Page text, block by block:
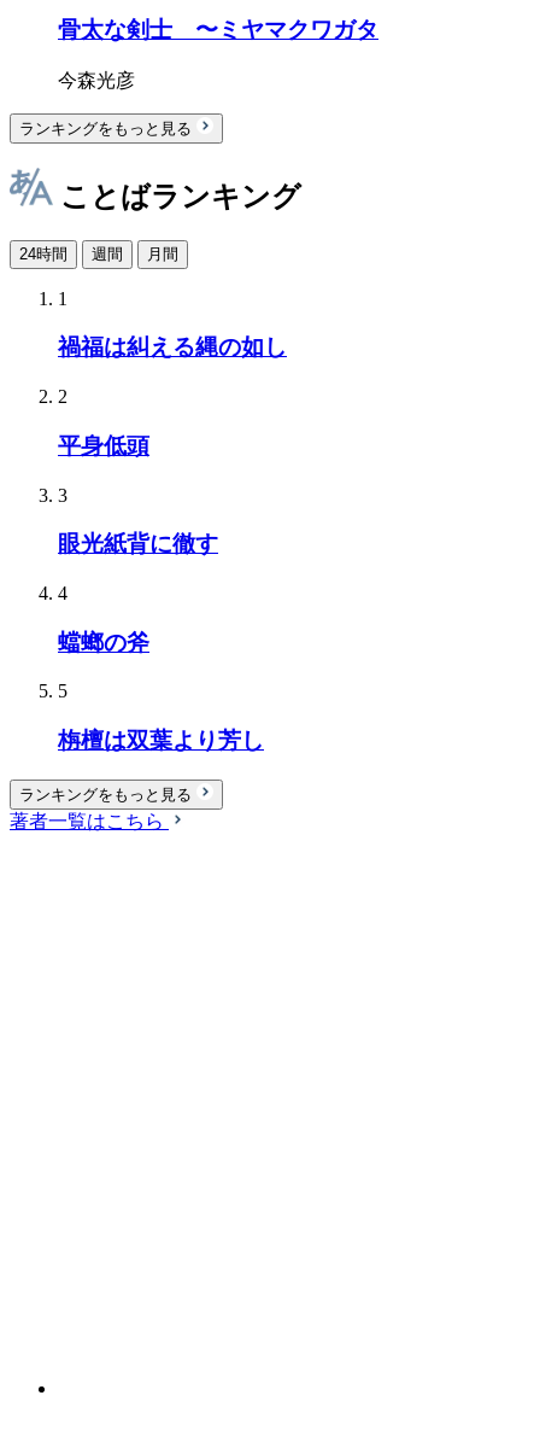
骨太な剣士 〜ミヤマクワガタ
今森光彦
ランキングをもっと見る
ことばランキング
24時間 週間 月間
1
禍福は糾える縄の如し
2
平身低頭
3
眼光紙背に徹す
4
蟷螂の斧
5
栴檀は双葉より芳し
ランキングをもっと見る
著者一覧はこちら